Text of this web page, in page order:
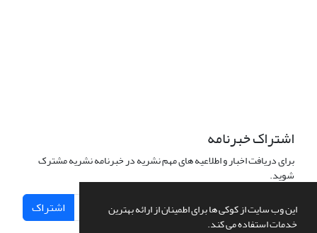
این وب سایت از کوکی ها برای اطمینان از ارائه بهترین
خدمات استفاده می کند.
اشتراک خبرنامه
برای دریافت اخبار و اطلاعیه های مهم نشریه در خبرنامه نشریه مشترک
شوید.
اشتراک